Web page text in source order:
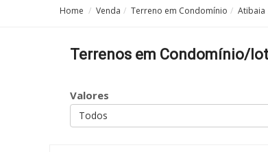
Home Venda Terreno em Condomínio Atibaia
Terrenos em Condomínio/
Valores
Todos